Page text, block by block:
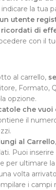
la tua
utente
ricordati di
con il
al carrello,
Formato,
opzione.
che vuoi
il
al Carrello
Puoi
per ultimare la
volta
i campi